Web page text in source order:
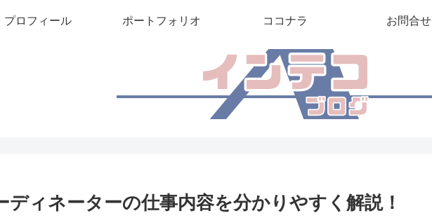
プロフィール ポートフォリオ ココナラ お問合せ
ディネーターの仕事内容を分かりやすく解説！